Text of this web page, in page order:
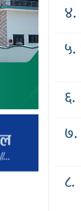
४.
५.
६.
७.
८.